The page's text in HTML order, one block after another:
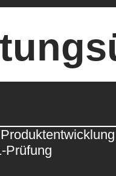
Produktentwicklung
Prüfung